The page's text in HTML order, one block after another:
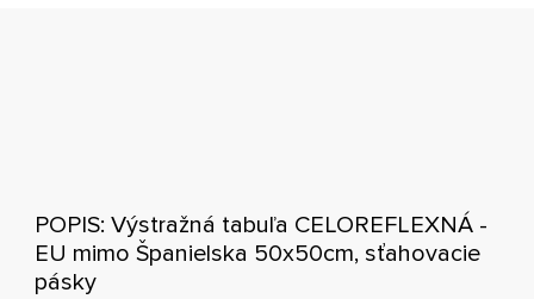
POPIS: Výstražná tabuľa CELOREFLEXNÁ -
EU mimo Španielska 50x50cm, sťahovacie
pásky